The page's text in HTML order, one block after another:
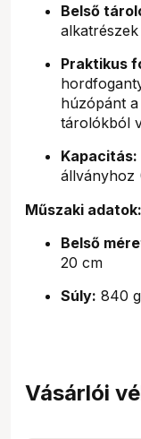
Belső
Praktikus
húzópánt
tárolókból
Kapacitás:
állványhoz
Műszaki adatok:
Belső
20 cm
Súly: 840 g
Vásárlói